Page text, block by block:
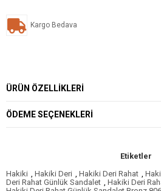
Kargo Bedava
ÜRÜN ÖZELLIKLERI
ÖDEME SEÇENEKLERI
Etiketler
Hakiki , Hakiki Deri , Hakiki Deri Rahat ,
Deri Rahat Günlük Sandalet , Hakiki Deri